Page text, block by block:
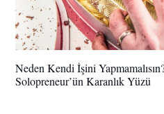
Neden Kendi İşini
Solopreneur’ün Karanlık Yüzü